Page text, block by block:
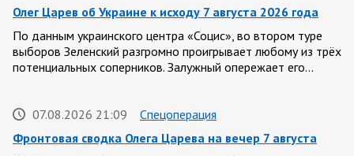
Олег Царев об Украине к исходу 7 августа 2026 года
По данным украинского центра «Социс», во втором туре
выборов Зеленский разгромно проигрывает любому из трёх
потенциальных соперников. Залужный опережает его…
07.08.2026 21:09
Спецоперация
Фронтовая сводка Олега Царева на вечер 7 августа